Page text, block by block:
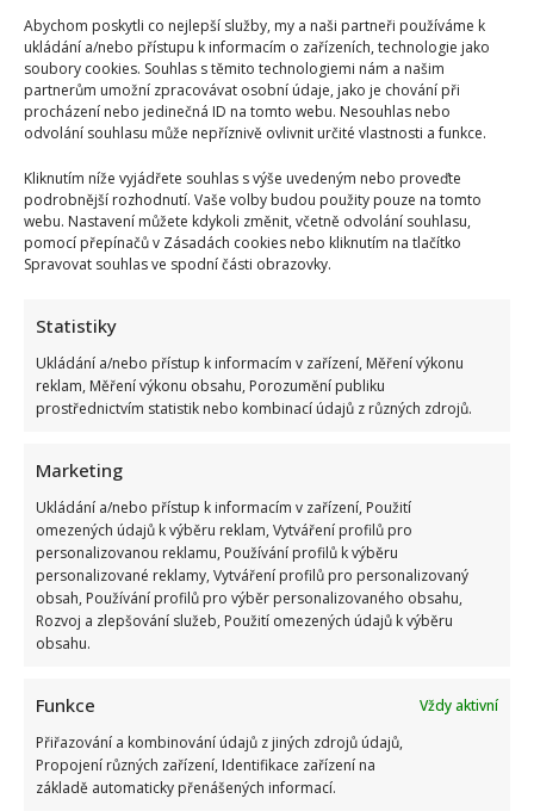
Abychom poskytli co nejlepší služby, my a naši partneři používáme k
ukládání a/nebo přístupu k informacím o zařízeních, technologie jako
soubory cookies. Souhlas s těmito technologiemi nám a našim
partnerům umožní zpracovávat osobní údaje, jako je chování při
procházení nebo jedinečná ID na tomto webu. Nesouhlas nebo
odvolání souhlasu může nepříznivě ovlivnit určité vlastnosti a funkce.
Kliknutím níže vyjádřete souhlas s výše uvedeným nebo proveďte
podrobnější rozhodnutí. Vaše volby budou použity pouze na tomto
webu. Nastavení můžete kdykoli změnit, včetně odvolání souhlasu,
pomocí přepínačů v Zásadách cookies nebo kliknutím na tlačítko
Spravovat souhlas ve spodní části obrazovky.
Statistiky
Ukládání a/nebo přístup k informacím v zařízení, Měření výkonu
reklam, Měření výkonu obsahu, Porozumění publiku
prostřednictvím statistik nebo kombinací údajů z různých zdrojů.
Marketing
Ukládání a/nebo přístup k informacím v zařízení, Použití
omezených údajů k výběru reklam, Vytváření profilů pro
personalizovanou reklamu, Používání profilů k výběru
personalizované reklamy, Vytváření profilů pro personalizovaný
obsah, Používání profilů pro výběr personalizovaného obsahu,
Rozvoj a zlepšování služeb, Použití omezených údajů k výběru
obsahu.
Funkce
Vždy aktivní
Přiřazování a kombinování údajů z jiných zdrojů údajů,
Propojení různých zařízení, Identifikace zařízení na
základě automaticky přenášených informací.
CHIA SEMÍNKA FAZOLE LOSOS SALÁT
Gabriela Kortová
Celebrity